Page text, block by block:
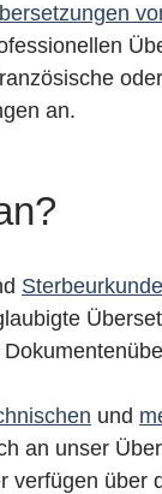
an.
und
an unser